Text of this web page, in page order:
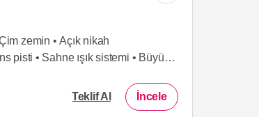
zemin • Açık nikah
pisti • Sahne ışık sistemi • Büyük
Teklif Al İncele